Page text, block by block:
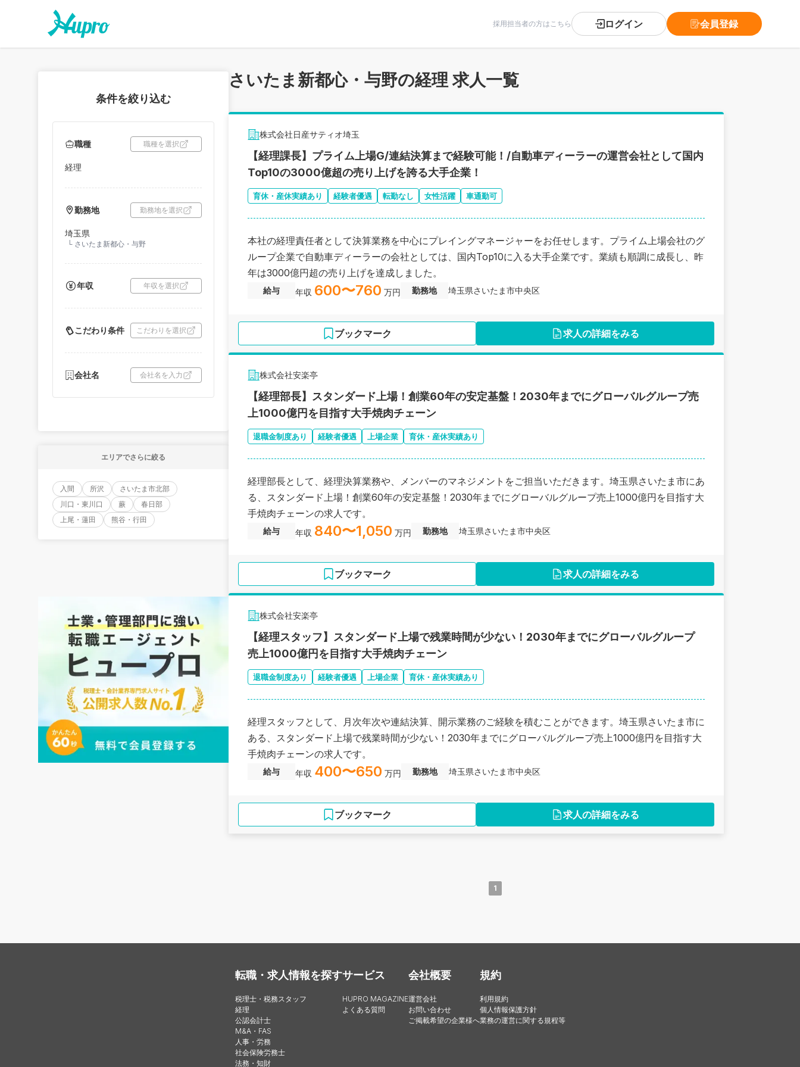
採用担当者の方はこちら ログイン 会員登録
条件を絞り込む
職種 職種を選択
経理
勤務地 勤務地を選択
埼玉県
└ さいたま新都心・与野
年収 年収を選択
こだわり条件 こだわりを選択
会社名 会社名を入力
エリアでさらに絞る
入間 所沢
さいたま市北部
川口・東川口
蕨
春日部
上尾・蓮田
熊谷・行田
さいたま新都心・与野の経理 求人一覧
株式会社日産サティオ埼玉
【経理課長】プライム上場G/連結決算まで経験可能！/自動車ディーラーの運営会社として国内
Top10の3000億超の売り上げを誇る大手企業！
育休・産休実績あり 経験者優遇 転勤なし 女性活躍 車通勤可
本社の経理責任者として決算業務を中心にプレイングマネージャーをお任せします。プライム上場会社のグ
ループ企業で自動車ディーラーの会社としては、国内Top10に入る大手企業です。業績も順調に成長し、昨
年は3000億円超の売り上げを達成しました。
給与 年収 600〜760 万円 勤務地 埼玉県さいたま市中央区
ブックマーク 求人の詳細をみる
株式会社安楽亭
【経理部長】スタンダード上場！創業60年の安定基盤！2030年までにグローバルグループ売
上1000億円を目指す大手焼肉チェーン
退職金制度あり 経験者優遇 上場企業 育休・産休実績あり
経理部長として、経理決算業務や、メンバーのマネジメントをご担当いただきます。埼玉県さいたま市にあ
る、スタンダード上場！創業60年の安定基盤！2030年までにグローバルグループ売上1000億円を目指す大
手焼肉チェーンの求人です。
給与 年収 840〜1,050 万円 勤務地 埼玉県さいたま市中央区
ブックマーク 求人の詳細をみる
株式会社安楽亭
【経理スタッフ】スタンダード上場で残業時間が少ない！2030年までにグローバルグループ
売上1000億円を目指す大手焼肉チェーン
退職金制度あり 経験者優遇 上場企業 育休・産休実績あり
経理スタッフとして、月次年次や連結決算、開示業務のご経験を積むことができます。埼玉県さいたま市に
ある、スタンダード上場で残業時間が少ない！2030年までにグローバルグループ売上1000億円を目指す大
手焼肉チェーンの求人です。
給与 年収 400〜650 万円 勤務地 埼玉県さいたま市中央区
ブックマーク 求人の詳細をみる
1
転職・求人情報を探す
税理士・税務スタッフ
経理
公認会計士
M&A・FAS
人事・労務
社会保険労務士
法務・知財
サービス
HUPRO MAGAZINE
よくある質問
会社概要
運営会社
お問い合わせ
ご掲載希望の企業様へ
規約
利用規約
個人情報保護方針
業務の運営に関する規程等